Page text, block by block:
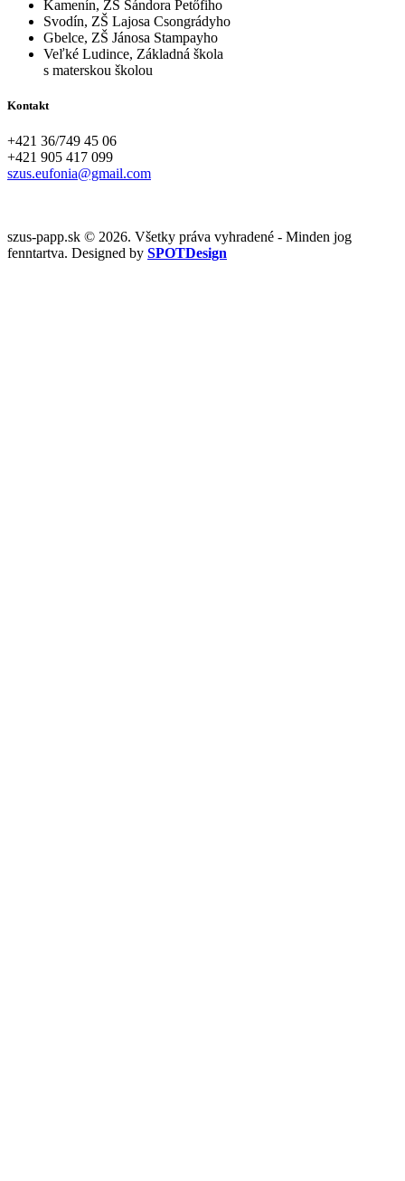
Kamenín, ZŠ Sándora Petőfiho
Svodín, ZŠ Lajosa Csongrádyho
Gbelce, ZŠ Jánosa Stampayho
Veľké Ludince, Základná škola
s materskou školou
Kontakt
+421 36/749 45 06
+421 905 417 099
szus.eufonia@gmail.com
szus-papp.sk © 2026. Všetky práva vyhradené - Minden jog
fenntartva. Designed by SPOTDesign